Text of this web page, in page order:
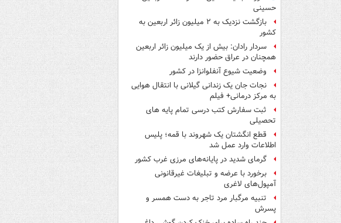
حسینی
بازگشت نزدیک به ۲ میلیون زائر اربعین به
کشور
سردار رادان: بیش از یک میلیون زائر اربعین
همچنان در عراق حضور دارند
وضعیت شیوع آنفلوانزا در کشور
نجات جان یک زندانی گیلانی با انتقال هوایی
به مرکز درمانی+ فیلم
ثبت سفارش کتب درسی تمام پایه های
تحصیلی
قطع انگشتان یک شهروند با قمه؛ پلیس
اطلاعات وارد عمل شد
گرمای شدید در پایانه‌های مرزی غرب کشور
برخورد با عرضه و تبلیغات غیرقانونی
آمپول‌های لاغری
تنبیه مرگبار مرد تاجر به دست همسر و
پسرش